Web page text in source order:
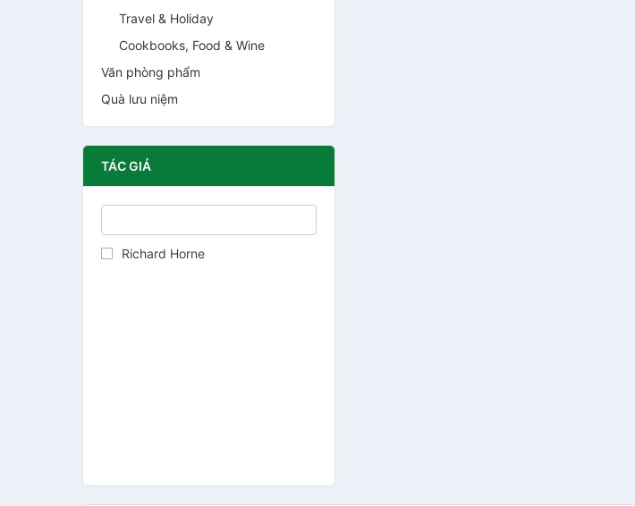
Travel & Holiday
Cookbooks, Food & Wine
Văn phòng phẩm
Quà lưu niệm
TÁC GIẢ
Richard Horne